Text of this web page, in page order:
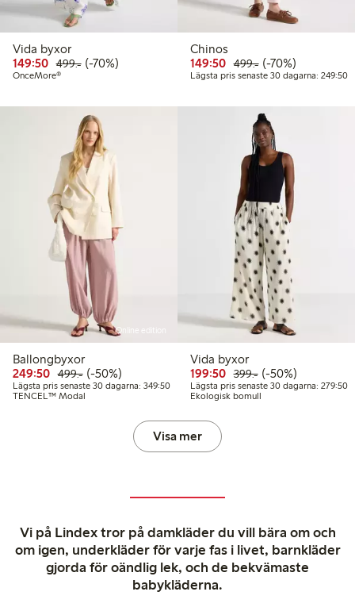
Vida byxor
149:50 Rabatterat pris: 149,50 kr
499:-Ordinarie pris: 499,00 kr
70% rabatt
(-70%)
OnceMore®
Chinos
149:50 Rabatterat pris: 149,50
499:-Ordinarie pris:
70% rabatt
(-70%)
Lägsta pris senaste 30 dagarna: 249:50
Online edition
Ballongbyxor
249:50 Rabatterat pris: 249,50 kr
499:-Ordinarie pris: 499,00 kr
50% rabatt
(-50%)
Lägsta pris senaste 30 dagarna: 349:50Lägsta pris senaste 30 dagarna: 349,50 kr
TENCEL™ Modal
Vida byxor
199:50 Rabatterat pris: 199,50
399:-Ordinarie pris:
50% rabatt
(-50%)
Lägsta pris senaste 30 dagarna: 279:50
Ekologisk bomull
Visa mer
Vi på Lindex tror på damkläder du vill bära om och
om igen, underkläder för varje fas i livet, barnkläder
gjorda för oändlig lek, och de bekvämaste
babykläderna.